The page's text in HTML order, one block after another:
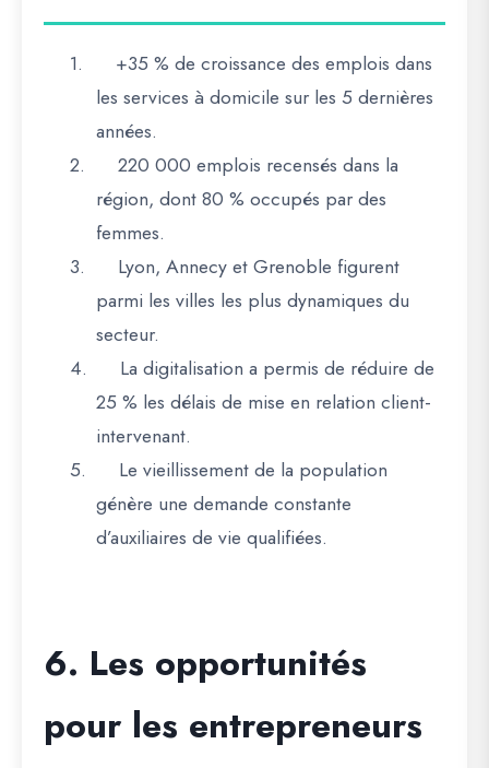
1. +35 % de croissance des emplois dans
les services à domicile sur les 5 dernières
années.
2.
220 000 emplois recensés dans la
région, dont 80 % occupés par des
femmes.
3.
Lyon, Annecy et Grenoble figurent
parmi les villes les plus dynamiques du
secteur.
4.
La digitalisation a permis de réduire de
25 % les délais de mise en relation client-
intervenant.
5.
Le vieillissement de la population
génère une demande constante
d’auxiliaires de vie qualifiées.
6. Les opportunités
pour les entrepreneurs